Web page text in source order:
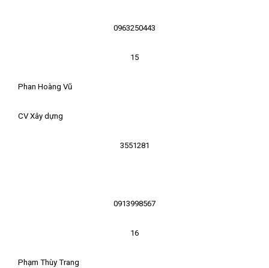
0963250443
15
Phan Hoàng Vũ
CV Xây dựng
3551281
0913998567
16
Phạm Thùy Trang